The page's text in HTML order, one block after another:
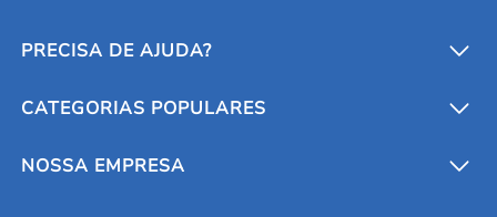
PRECISA DE AJUDA?
Conversores e calculadoras
Entre em contato conosco
CATEGORIAS POPULARES
Metais refratários
NOSSA EMPRESA